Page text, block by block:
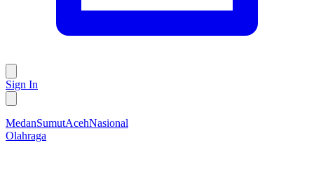
Sign In
MedanSumutAcehNasional
Olahraga